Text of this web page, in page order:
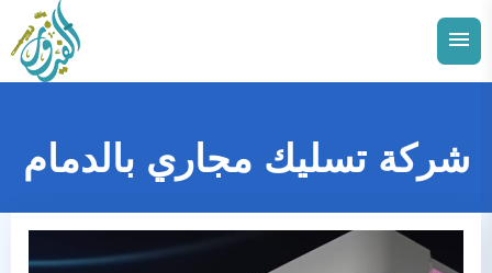
التجاوز
إلى
القائمة
البحث
الدمامتوسيع
الفرعية
الاحساءتوسيع
القائمة
الفرعية
شركة تسليك مجاري بالدمام